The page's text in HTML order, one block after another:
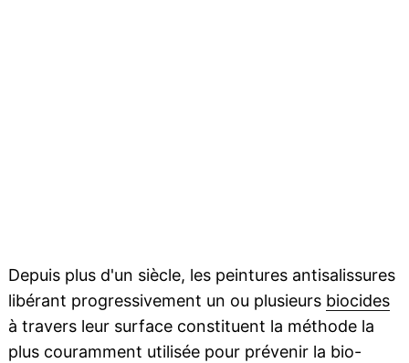
Depuis plus d'un siècle, les peintures antisalissures
libérant progressivement un ou plusieurs biocides
à travers leur surface constituent la méthode la
plus couramment utilisée pour prévenir la bio-